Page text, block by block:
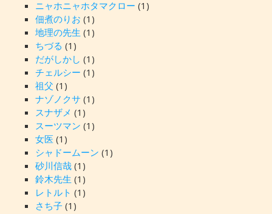
ニャホニャホタマクロー (1)
佃煮のりお (1)
地理の先生 (1)
ちづる (1)
だがしかし (1)
チェルシー (1)
祖父 (1)
ナゾノクサ (1)
スナザメ (1)
スーツマン (1)
女医 (1)
シャドームーン (1)
砂川信哉(1)
鈴木先生 (1)
レトルト (1)
さち子(1)